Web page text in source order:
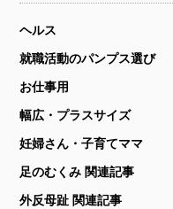
ヘルス
就職活動のパンプス選び
お仕事用
幅広・プラスサイズ
妊婦さん・子育てママ
足のむくみ 関連記事
外反母趾 関連記事